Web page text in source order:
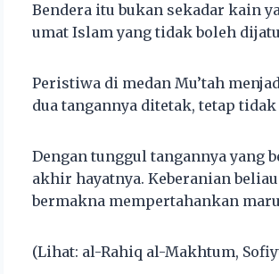
Bendera itu bukan sekadar kain
umat Islam yang tidak boleh
Peristiwa di medan Mu’tah
dua tangannya ditetak, tetap
Dengan tunggul tangannya yang
akhir hayatnya. Keberanian
bermakna mempertahankan
(Lihat: al-Rahiq al-Makhtum,